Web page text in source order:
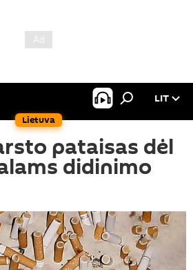
Lietuva
LIT
pataisas dėl
didinimo